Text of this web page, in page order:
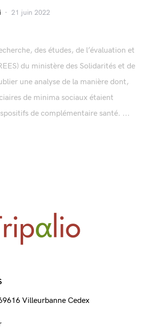
21 juin 2022
des études, de l’évaluation et
du ministère des Solidarités et de
une analyse de la manière dont,
de minima sociaux étaient
de complémentaire santé. ...
Villeurbanne Cedex